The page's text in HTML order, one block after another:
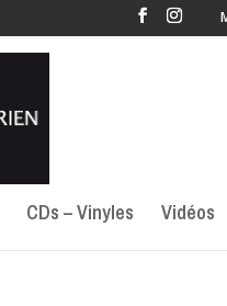
CDs – Vinyles Vidéos